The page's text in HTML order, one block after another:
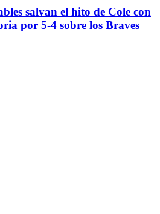
salvan el hito de Cole con
por 5-4 sobre los Braves